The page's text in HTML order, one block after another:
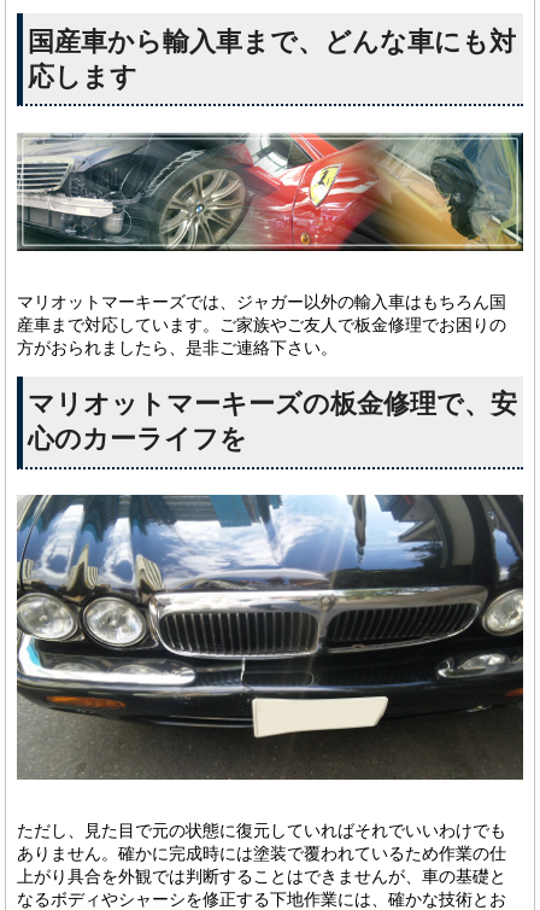
国産車から輸入車まで、どんな車にも対
応します
マリオットマーキーズでは、ジャガー以外の輸入車はもちろん国
産車まで対応しています。ご家族やご友人で板金修理でお困りの
方がおられましたら、是非ご連絡下さい。
マリオットマーキーズの板金修理で、安
心のカーライフを
ただし、見た目で元の状態に復元していればそれでいいわけでも
ありません。確かに完成時には塗装で覆われているため作業の仕
上がり具合を外観では判断することはできませんが、車の基礎と
なるボディやシャーシを修正する下地作業には、確かな技術とお